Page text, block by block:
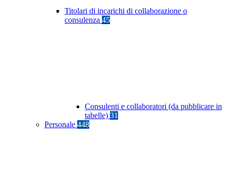
Titolari di incarichi di collaborazione o
consulenza 45
Consulenti e collaboratori (da pubblicare in
tabelle) 31
Personale 448